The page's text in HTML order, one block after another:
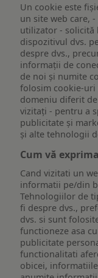
Un cookie este
un site web care,
utilizator - solicită
dispozitivul dvs.
despre dvs.,
informații de
de noi și numite
folosim cookie-
domeniu diferit
vizitați - pentru a
publicitate și
și alte tehnologii
Cum vă
Cand vizitati un
informatii pe/din
Tehnologiilor de
fi despre dvs.,
dvs. si sunt
functioneze asa
publicitate
functionalitati
obicei,